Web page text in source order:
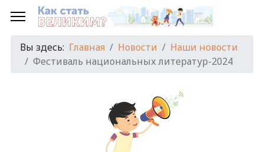
Вы здесь: Главная Новости
Наши новости
Фестиваль национальных литератур-2024